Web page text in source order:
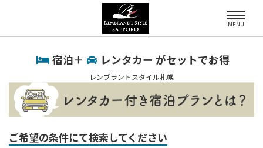
MENU
宿泊＋ レンタカー がセットでお得
レンブラントスタイル札幌
ご希望の条件にて検索してください